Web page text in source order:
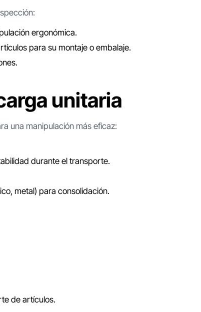
ergonómica.
para su montaje o embalaje.
unitaria
una manipulación más eficaz:
durante el transporte.
metal) para consolidación.
de artículos.